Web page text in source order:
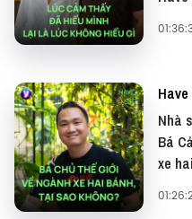
#HUAWEIFreeBuds
Cảm ơn Huawei đã đồng
thêm cảm hứng để thế
và biến ước mơ thành
—
Have
Nhà
Bá
xe